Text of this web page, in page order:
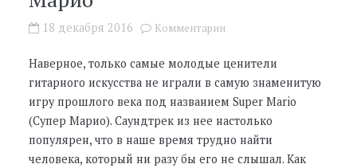
18 декабря 2016 Комментарии
Наверное, только самые молодые ценители
гитарного искусства не играли в самую знаменитую
игру прошлого века под названием Super Mario
(Супер Марио). Саундтрек из нее настолько
популярен, что в наше время трудно найти
человека, который ни разу бы его не слышал. Как